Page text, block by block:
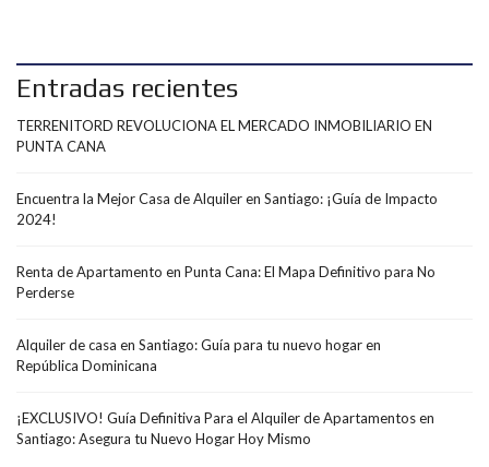
Entradas recientes
TERRENITORD REVOLUCIONA EL MERCADO INMOBILIARIO EN
PUNTA CANA
Encuentra la Mejor Casa de Alquiler en Santiago: ¡Guía de Impacto
2024!
Renta de Apartamento en Punta Cana: El Mapa Definitivo para No
Perderse
Alquiler de casa en Santiago: Guía para tu nuevo hogar en
República Dominicana
¡EXCLUSIVO! Guía Definitiva Para el Alquiler de Apartamentos en
Santiago: Asegura tu Nuevo Hogar Hoy Mismo